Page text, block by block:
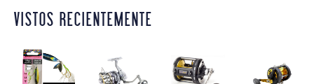
VISTOS RECIENTEMENTE